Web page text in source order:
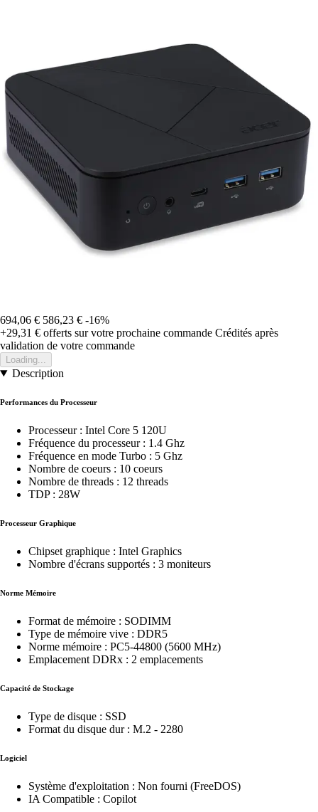
694,06 € 586,23 € -16%
+29,31 € offerts sur votre prochaine commande Crédités après
validation de votre commande
Loading...
Description
Performances du Processeur
Processeur : Intel Core 5 120U
Fréquence du processeur : 1.4 Ghz
Fréquence en mode Turbo : 5 Ghz
Nombre de coeurs : 10 coeurs
Nombre de threads : 12 threads
TDP : 28W
Processeur Graphique
Chipset graphique : Intel Graphics
Nombre d'écrans supportés : 3 moniteurs
Norme Mémoire
Format de mémoire : SODIMM
Type de mémoire vive : DDR5
Norme mémoire : PC5-44800 (5600 MHz)
Emplacement DDRx : 2 emplacements
Capacité de Stockage
Type de disque : SSD
Format du disque dur : M.2 - 2280
Logiciel
Système d'exploitation : Non fourni (FreeDOS)
IA Compatible : Copilot